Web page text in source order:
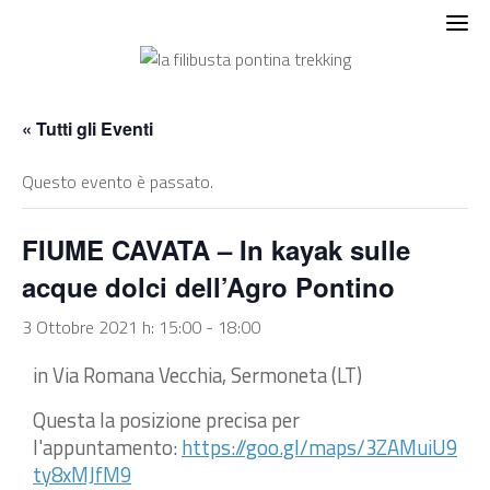
« Tutti gli Eventi
Questo evento è passato.
FIUME CAVATA – In kayak sulle
acque dolci dell’Agro Pontino
3 Ottobre 2021 h: 15:00 - 18:00
in Via Romana Vecchia, Sermoneta (LT)
Questa la posizione precisa per
l'appuntamento: https://goo.gl/maps/3ZAMuiU9
ty8xMJfM9